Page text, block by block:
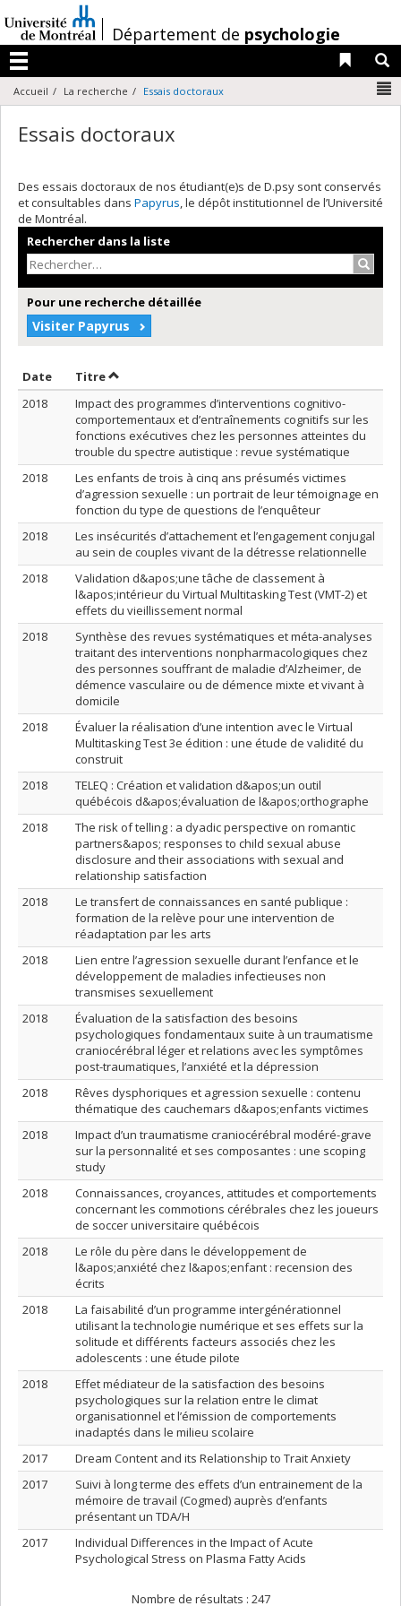
au
contenu
/Département de psychologie
Menu
Liens
Accueil La recherche Essais doctoraux
Essais doctoraux
Des essais doctoraux de nos étudiant(e)s de D.psy sont conservés
et consultables dans Papyrus, le dépôt institutionnel de l’Université
de Montréal.
Rechercher dans la liste
Pour une recherche détaillée
Visiter Papyrus
Date Trier par date en ordre croissant
TitreTrier par titre en ordre croissant
2018
Impact des programmes d’interventions cognitivo-
comportementaux et d’entraînements cognitifs sur les
fonctions exécutives chez les personnes atteintes du
trouble du spectre autistique : revue systématique
2018
Les enfants de trois à cinq ans présumés victimes
d’agression sexuelle : un portrait de leur témoignage en
fonction du type de questions de l’enquêteur
2018
Les insécurités d’attachement et l’engagement conjugal
au sein de couples vivant de la détresse relationnelle
2018
Validation d&apos;une tâche de classement à
l&apos;intérieur du Virtual Multitasking Test (VMT-2) et
effets du vieillissement normal
2018
Synthèse des revues systématiques et méta-analyses
traitant des interventions nonpharmacologiques chez
des personnes souffrant de maladie d’Alzheimer, de
démence vasculaire ou de démence mixte et vivant à
domicile
2018
Évaluer la réalisation d’une intention avec le Virtual
Multitasking Test 3e édition : une étude de validité du
construit
2018
TELEQ : Création et validation d&apos;un outil
québécois d&apos;évaluation de l&apos;orthographe
2018
The risk of telling : a dyadic perspective on romantic
partners&apos; responses to child sexual abuse
disclosure and their associations with sexual and
relationship satisfaction
2018
Le transfert de connaissances en santé publique :
formation de la relève pour une intervention de
réadaptation par les arts
2018
Lien entre l’agression sexuelle durant l’enfance et le
développement de maladies infectieuses non
transmises sexuellement
2018
Évaluation de la satisfaction des besoins
psychologiques fondamentaux suite à un traumatisme
craniocérébral léger et relations avec les symptômes
post-traumatiques, l’anxiété et la dépression
2018
Rêves dysphoriques et agression sexuelle : contenu
thématique des cauchemars d&apos;enfants victimes
2018
Impact d’un traumatisme craniocérébral modéré-grave
sur la personnalité et ses composantes : une scoping
study
2018
Connaissances, croyances, attitudes et comportements
concernant les commotions cérébrales chez les joueurs
de soccer universitaire québécois
2018
Le rôle du père dans le développement de
l&apos;anxiété chez l&apos;enfant : recension des
écrits
2018
La faisabilité d’un programme intergénérationnel
utilisant la technologie numérique et ses effets sur la
solitude et différents facteurs associés chez les
adolescents : une étude pilote
2018
Effet médiateur de la satisfaction des besoins
psychologiques sur la relation entre le climat
organisationnel et l’émission de comportements
inadaptés dans le milieu scolaire
2017
Dream Content and its Relationship to Trait Anxiety
2017
Suivi à long terme des effets d’un entrainement de la
mémoire de travail (Cogmed) auprès d’enfants
présentant un TDA/H
2017
Individual Differences in the Impact of Acute
Psychological Stress on Plasma Fatty Acids
Nombre de résultats : 247